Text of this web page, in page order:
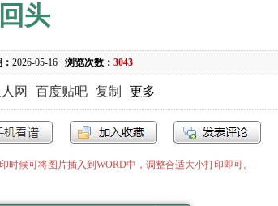
头
2026-05-16 浏览次数： 3043
人网 百度贴吧 复制 更多
候可将图片插入到WORD中，调整合适大小打印即可。